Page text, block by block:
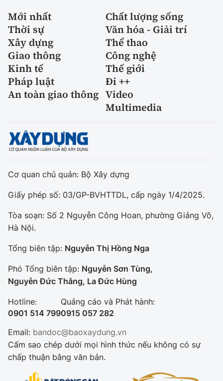
Mới nhất
Chất lượng sống
Thời sự
Văn hóa - Giải trí
Xây dựng
Thể thao
Giao thông
Công nghệ
Kinh tế
Thế giới
Pháp luật
Đi ++
An toàn giao thông Video
Multimedia
Cơ quan chủ quản: Bộ Xây dựng
Giấy phép số: 03/GP-BVHTTDL, cấp ngày 1/4/2025.
Tòa soạn: Số 2 Nguyễn Công Hoan, phường Giảng Võ,
Hà Nội.
Tổng biên tập: Nguyễn Thị Hồng Nga
Phó Tổng biên tập: Nguyễn Sơn Tùng,
Nguyễn Đức Thắng, La Đức Hùng
Hotline:
0901 514 799
Quảng cáo và Phát hành:
0915 057 282
Email: bandoc@baoxaydung.vn
Cấm sao chép dưới mọi hình thức nếu không có sự
chấp thuận bằng văn bản.